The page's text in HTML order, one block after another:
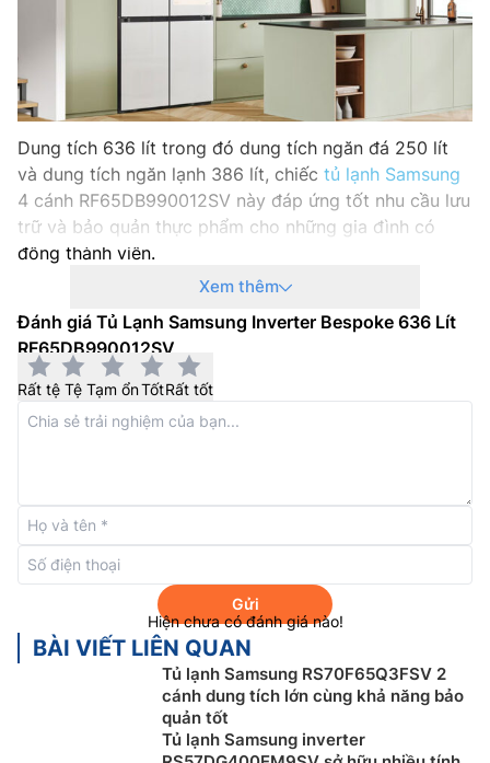
Năm ra mắt: 2024
Dung tích 636 lít trong đó dung tích ngăn đá 250 lít
và dung tích ngăn lạnh 386 lít, chiếc tủ lạnh Samsung
4 cánh RF65DB990012SV này đáp ứng tốt nhu cầu lưu
trữ và bảo quản thực phẩm cho những gia đình có
đông thành viên.
Trung tâm giải trí & điều khiển thông minh
Chia sẻ hình ảnh, để lại ghi chú, giải trí đa phương tiện
và điều khiển các thiết bị thông minh được kết nối qua
SmartThings với màn hình AI Family Hub™+ 32 Inch.
Bạn cũng có thể dễ dàng quản lý danh sách thực
Xem thêm
Đánh giá Tủ Lạnh Samsung Inverter Bespoke 636 Lít
RF65DB990012SV
Rất tệ Tệ Tạm ổnTốtRất tốt
Gửi
Hiện chưa có đánh giá nào!
BÀI VIẾT LIÊN QUAN
Tủ lạnh Samsung RS70F65Q3FSV 2
cánh dung tích lớn cùng khả năng bảo
quản tốt
Tủ lạnh Samsung inverter